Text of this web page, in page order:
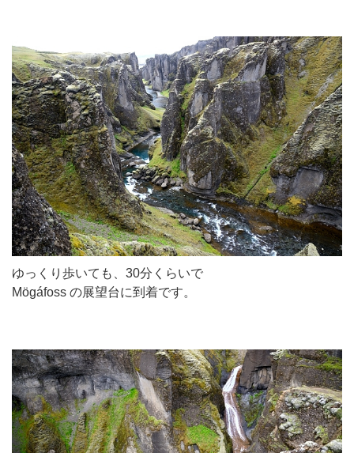
ゆっくり歩いても、30分くらいで
Mögáfoss の展望台に到着です。